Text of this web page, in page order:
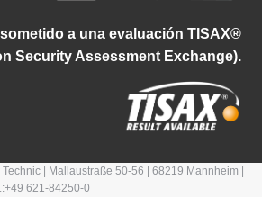
a una evaluación TISAX®
Security Assessment Exchange).
| Mallaustraße 50-56 | 68219 Mannheim |
621-84250-0